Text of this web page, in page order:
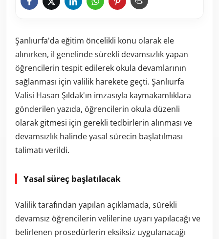
Şanlıurfa'da eğitim öncelikli konu olarak ele
alınırken, il genelinde sürekli devamsızlık yapan
öğrencilerin tespit edilerek okula devamlarının
sağlanması için valilik harekete geçti. Şanlıurfa
Valisi Hasan Şıldak'ın imzasıyla kaymakamlıklara
gönderilen yazıda, öğrencilerin okula düzenli
olarak gitmesi için gerekli tedbirlerin alınması ve
devamsızlık halinde yasal sürecin başlatılması
talimatı verildi.
Yasal süreç başlatılacak
Valilik tarafından yapılan açıklamada, sürekli
devamsız öğrencilerin velilerine uyarı yapılacağı ve
belirlenen prosedürlerin eksiksiz uygulanacağı